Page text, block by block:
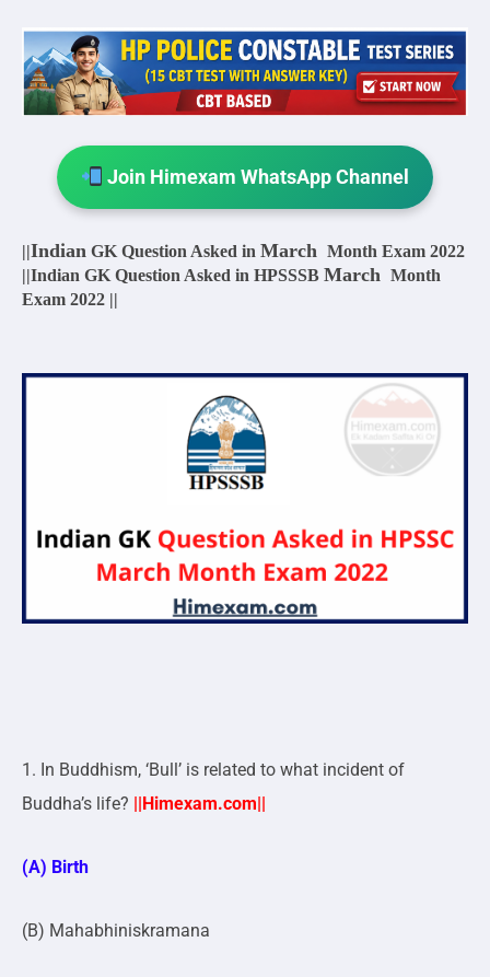
Join Himexam WhatsApp Channel
||Indian GK Question Asked in March Month Exam 2022
||Indian GK Question Asked in HPSSSB March Month
Exam 2022 ||
1. In Buddhism, ‘Bull’ is related to what incident of
Buddha’s life?
||Himexam.com||
(A) Birth
(B) Mahabhiniskramana